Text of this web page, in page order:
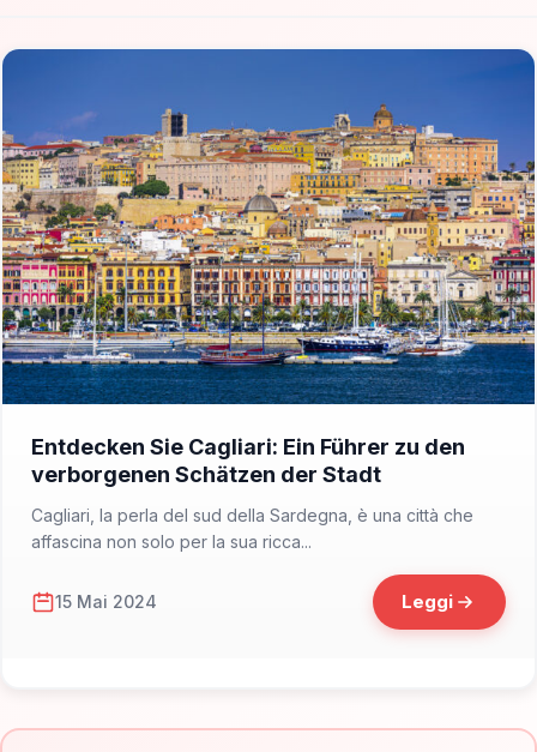
Entdecken Sie Cagliari: Ein Führer zu den
verborgenen Schätzen der Stadt
Cagliari, la perla del sud della Sardegna, è una città che
affascina non solo per la sua ricca...
15 Mai 2024 Leggi